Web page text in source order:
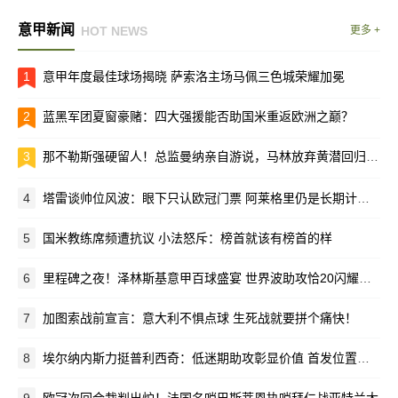
意甲新闻 HOT NEWS 更多 +
1 意甲年度最佳球场揭晓 萨索洛主场马佩三色城荣耀加冕
2 蓝黑军团夏窗豪赌：四大强援能否助国米重返欧洲之巅？
3 那不勒斯强硬留人！总监曼纳亲自游说，马林放弃黄潜回归母队
4 塔雷谈帅位风波：眼下只认欧冠门票 阿莱格里仍是长期计划核心
5 国米教练席频遭抗议 小法怒斥：榜首就该有榜首的样
6 里程碑之夜！泽林斯基意甲百球盛宴 世界波助攻恰20闪耀梅阿查
7 加图索战前宣言：意大利不惧点球 生死战就要拼个痛快！
8 埃尔纳内斯力挺普利西奇：低迷期助攻彰显价值 首发位置该留给他